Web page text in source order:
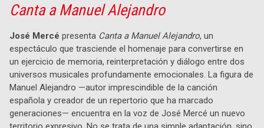
Canta a Manuel Alejandro
José Mercé presenta Canta a Manuel Alejandro, un
espectáculo que trasciende el homenaje para convertirse en
un ejercicio de memoria, reinterpretación y diálogo entre dos
universos musicales profundamente emocionales. La figura de
Manuel Alejandro —autor imprescindible de la canción
española y creador de un repertorio que ha marcado
generaciones— encuentra en la voz de José Mercé un nuevo